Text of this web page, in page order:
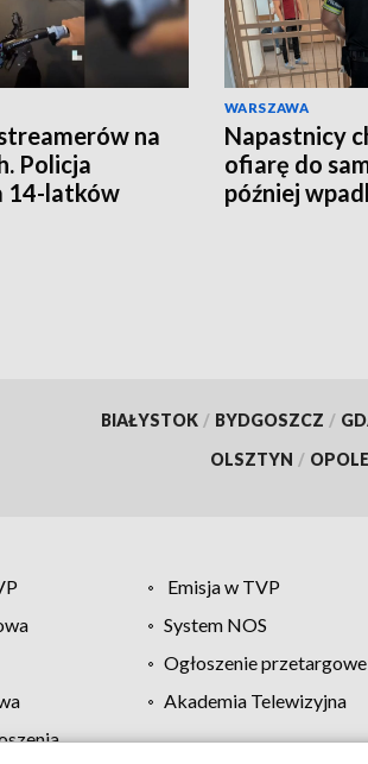
na
Policja
14-latków
WARSZAWA
Napastnicy
ofiarę do
później
BIAŁYSTOK / BYDGOSZCZ /
OLSZTYN / OPOLE
Emisja w TVP
System NOS
Ogłoszenie przetargowe
Akademia Telewizyjna